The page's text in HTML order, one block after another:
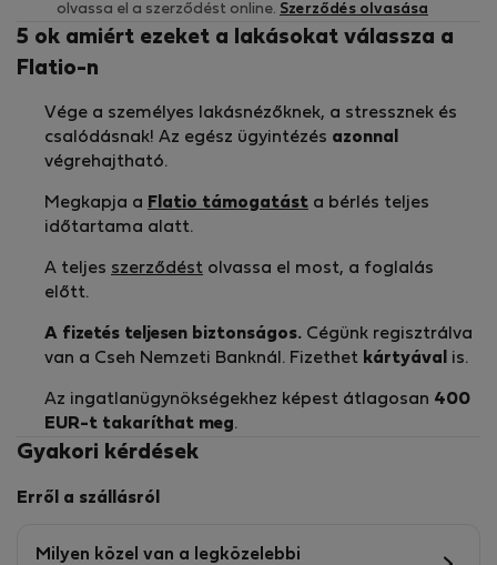
olvassa el a szerződést online. Szerződés olvasása
5 ok amiért ezeket a lakásokat válassza a
Flatio-n
Vége a személyes lakásnézőknek, a stressznek és
csalódásnak! Az egész ügyintézés azonnal
végrehajtható.
Megkapja a Flatio támogatást a bérlés teljes
időtartama alatt.
A teljes szerződést olvassa el most, a foglalás
előtt.
A fizetés teljesen biztonságos. Cégünk regisztrálva
van a Cseh Nemzeti Banknál. Fizethet kártyával is.
Az ingatlanügynökségekhez képest átlagosan 400
EUR-t takaríthat meg.
Gyakori kérdések
Erről a szállásról
Milyen közel van a legközelebbi